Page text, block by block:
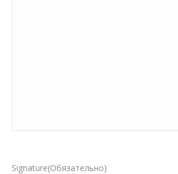
Signature(Обязательно)